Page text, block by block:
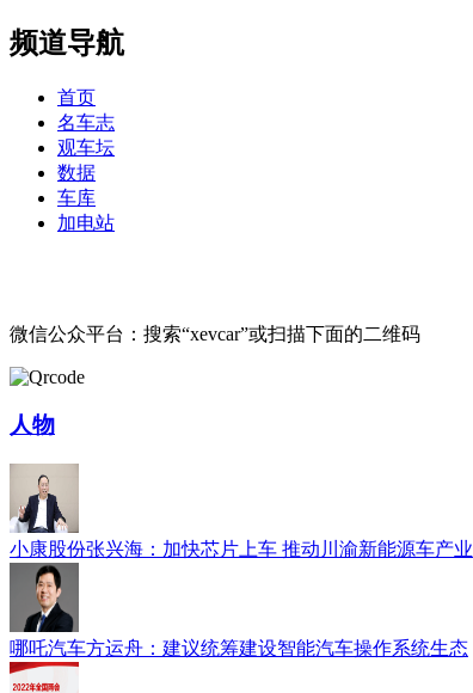
频道导航
首页
名车志
观车坛
数据
车库
加电站
微信公众平台：搜索“xevcar”或扫描下面的二维码
人物
小康股份张兴海：加快芯片上车 推动川渝新能源车产业
哪吒汽车方运舟：建议统筹建设智能汽车操作系统生态